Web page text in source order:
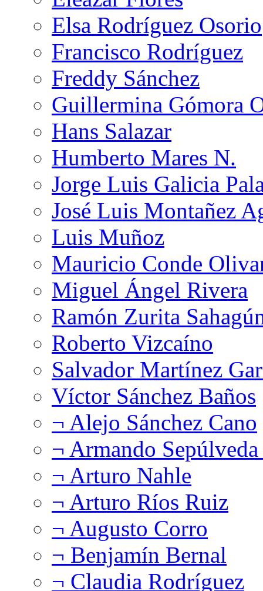
Elsa Rodríguez Osorio
Francisco Rodríguez
Freddy Sánchez
Guillermina Gómora
Hans Salazar
Humberto Mares N.
Jorge Luis Galicia
José Luis Montañez
Luis Muñoz
Mauricio Conde
Miguel Ángel Rivera
Ramón Zurita
Roberto Vizcaíno
Salvador Martínez
Víctor Sánchez Baños
¬ Alejo Sánchez Cano
¬ Armando
¬ Arturo Nahle
¬ Arturo Ríos Ruiz
¬ Augusto Corro
¬ Benjamín Bernal
¬ Claudia Rodríguez